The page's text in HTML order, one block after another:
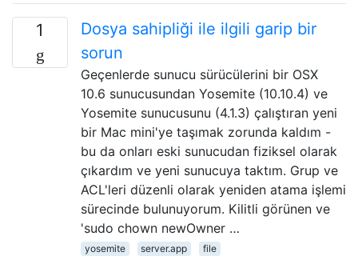
1
Dosya sahipliği ile ilgili garip bir
sorun
Geçenlerde sunucu sürücülerini bir OSX
10.6 sunucusundan Yosemite (10.10.4) ve
Yosemite sunucusunu (4.1.3) çalıştıran yeni
bir Mac mini'ye taşımak zorunda kaldım -
bu da onları eski sunucudan fiziksel olarak
çıkardım ve yeni sunucuya taktım. Grup ve
ACL'leri düzenli olarak yeniden atama işlemi
sürecinde bulunuyorum. Kilitli görünen ve
'sudo chown newOwner …
yosemite server.app file